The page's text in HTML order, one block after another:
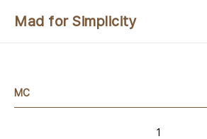
Mad for Simplicity
MC
1